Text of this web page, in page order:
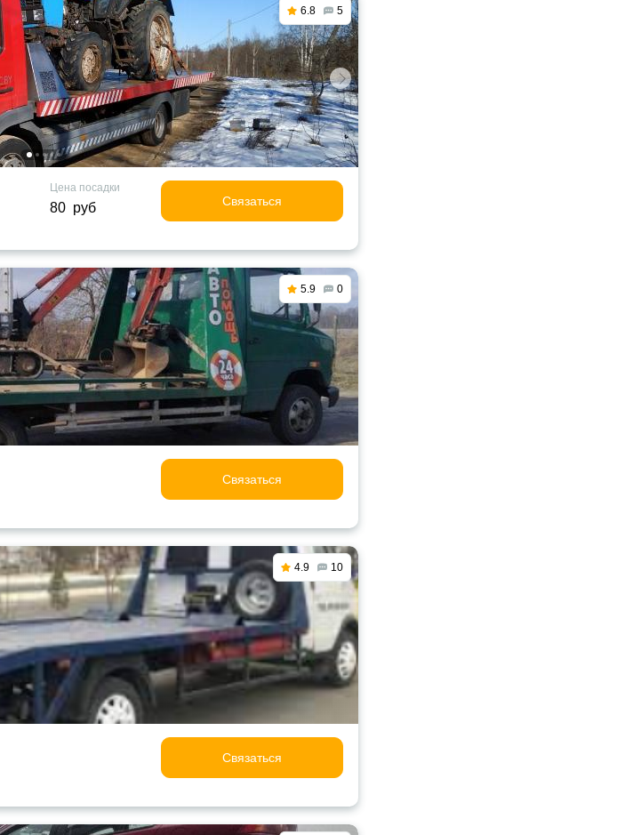
6.8 5
Цена посадки
80 руб Связаться
5.9 0
Связаться
4.9 10
Связаться